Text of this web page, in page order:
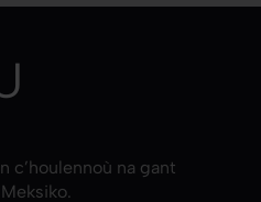
c’houlennoù na gant